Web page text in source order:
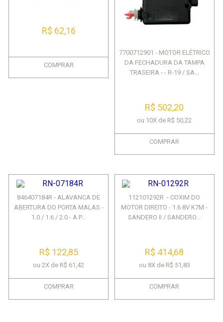
R$ 62,16
COMPRAR
7700712901 - MOTOR ELÉTRICO
DA FECHADURA DA TAMPA
TRASEIRA - - R-19 / SA...
R$ 502,20
ou 10X de R$ 50,22
COMPRAR
846407184R - ALAVANCA DE
ABERTURA DO PORTA MALAS -
1.0 / 1.6 / 2.0 - A P...
R$ 122,85
ou 2X de R$ 61,42
COMPRAR
112101292R - COXIM DO
MOTOR DIREITO - 1.6 8V K7M -
SANDERO II / SANDERO...
R$ 414,68
ou 8X de R$ 51,83
COMPRAR